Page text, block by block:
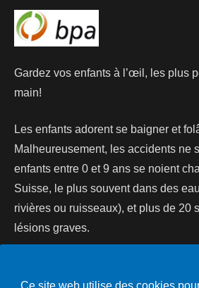
Gardez vos enfants à l’œil, les plus
main!
Les enfants adorent se baigner et
Malheureusement, les accidents ne
enfants entre 0 et 9 ans se noient
Suisse, le plus souvent dans des
rivières ou ruisseaux), et plus de 20
lésions graves.